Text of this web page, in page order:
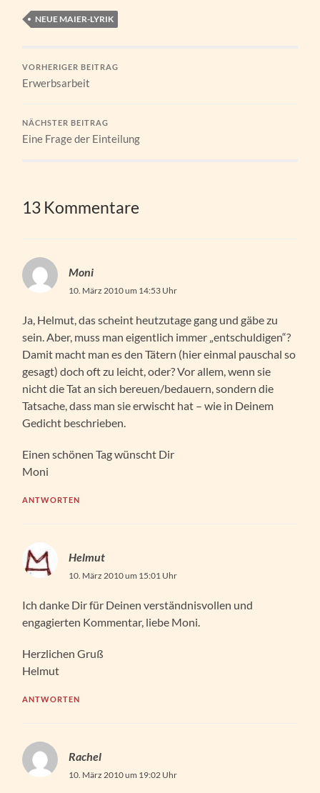
NEUE MAIER-LYRIK
VORHERIGER BEITRAG
Erwerbsarbeit
NÄCHSTER BEITRAG
Eine Frage der Einteilung
13 Kommentare
Moni
10. März 2010 um 14:53 Uhr
Ja, Helmut, das scheint heutzutage gang und gäbe zu
sein. Aber, muss man eigentlich immer „entschuldigen“?
Damit macht man es den Tätern (hier einmal pauschal so
gesagt) doch oft zu leicht, oder? Vor allem, wenn sie
nicht die Tat an sich bereuen/bedauern, sondern die
Tatsache, dass man sie erwischt hat – wie in Deinem
Gedicht beschrieben.
Einen schönen Tag wünscht Dir
Moni
ANTWORTEN
Helmut
10. März 2010 um 15:01 Uhr
Ich danke Dir für Deinen verständnisvollen und
engagierten Kommentar, liebe Moni.
Herzlichen Gruß
Helmut
ANTWORTEN
Rachel
10. März 2010 um 19:02 Uhr